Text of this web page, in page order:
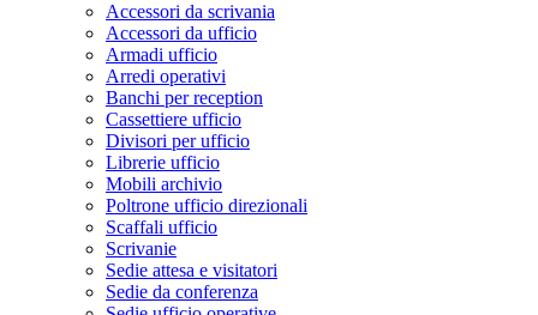
Accessori da scrivania
Accessori da ufficio
Armadi ufficio
Arredi operativi
Banchi per reception
Cassettiere ufficio
Divisori per ufficio
Librerie ufficio
Mobili archivio
Poltrone ufficio direzionali
Scaffali ufficio
Scrivanie
Sedie attesa e visitatori
Sedie da conferenza